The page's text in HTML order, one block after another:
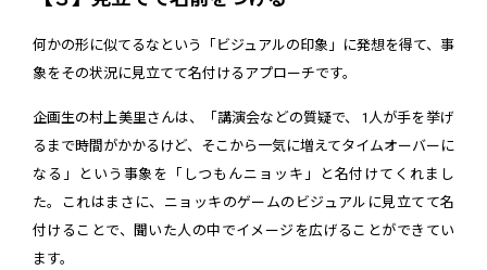
何かの形に似てるなという「ビジュアルの印象」に発想を得て、事
象をその状況に見立てて名付けるアプローチです。
企画生の村上美里さんは、「講演会などの質疑で、 1人が手を挙げ
るまで時間がかかるけど、そこから一気に増えてタイムオーバーに
なる」という事象を「しつもんニョッキ」と名付けてくれまし
た。これはまさに、ニョッキのゲームのビジュアルに見立てて名
付けることで、聞いた人の中でイメージを広げることができてい
ます。